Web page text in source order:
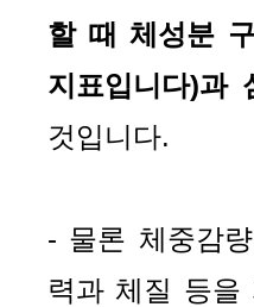
할 때 체성분
지표입니다)과
것입니다.
- 물론 체중감
력과 체질 등을